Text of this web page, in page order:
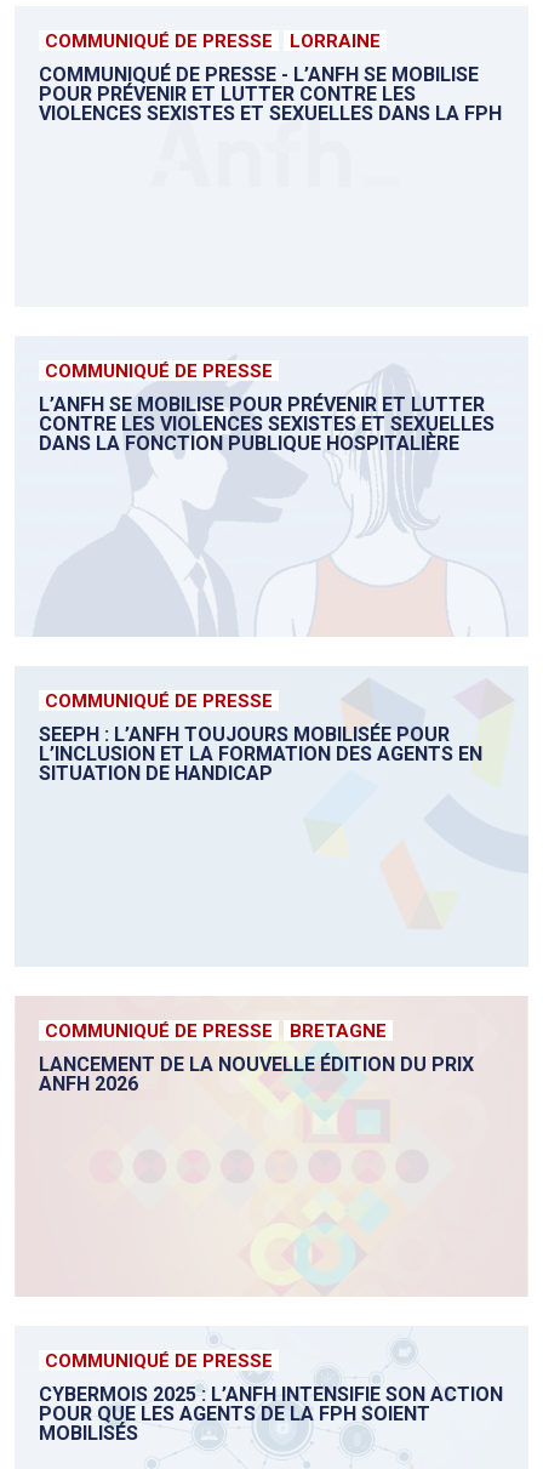
COMMUNIQUÉ DE PRESSE LORRAINE
COMMUNIQUÉ DE PRESSE - L’ANFH SE MOBILISE
POUR PRÉVENIR ET LUTTER CONTRE LES
VIOLENCES SEXISTES ET SEXUELLES DANS LA FPH
COMMUNIQUÉ DE PRESSE
L’ANFH SE MOBILISE POUR PRÉVENIR ET LUTTER
CONTRE LES VIOLENCES SEXISTES ET SEXUELLES
DANS LA FONCTION PUBLIQUE HOSPITALIÈRE
COMMUNIQUÉ DE PRESSE
SEEPH : L’ANFH TOUJOURS MOBILISÉE POUR
L’INCLUSION ET LA FORMATION DES AGENTS EN
SITUATION DE HANDICAP
COMMUNIQUÉ DE PRESSE BRETAGNE
LANCEMENT DE LA NOUVELLE ÉDITION DU PRIX
ANFH 2026
COMMUNIQUÉ DE PRESSE
CYBERMOIS 2025 : L’ANFH INTENSIFIE SON ACTION
POUR QUE LES AGENTS DE LA FPH SOIENT
MOBILISÉS